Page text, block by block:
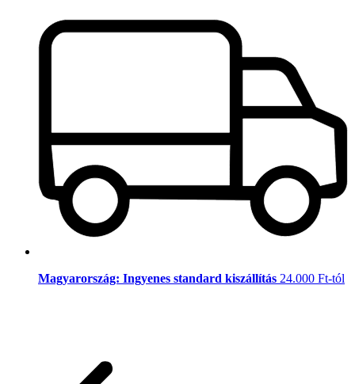
Magyarország: Ingyenes standard kiszállítás 24.000 Ft-tól